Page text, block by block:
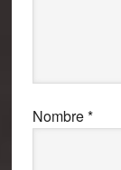
Nombre*